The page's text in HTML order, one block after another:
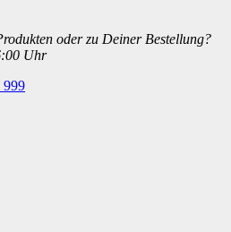
oder zu Deiner Bestellung?
Uhr
999